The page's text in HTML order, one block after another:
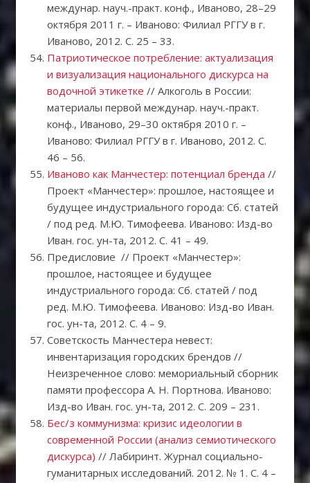
междунар. науч.-практ. конф., Иваново, 28–29
октября 2011 г. – Иваново: Филиал РГГУ в г.
Иваново, 2012. C. 25 – 33.
Патриотическое потребление: актуализация
и визуализация национального дискурса на
водочной этикетке // Алкоголь в России:
материалы первой междунар. науч.-практ.
конф., Иваново, 29–30 октября 2010 г. –
Иваново: Филиал РГГУ в г. Иваново, 2012. C.
46 – 56.
Иваново как Манчестер: потенциал бренда //
Проект «Манчестер»: прошлое, настоящее и
будущее индустриального города: Сб. статей
/ под ред. М.Ю. Тимофеева. Иваново: Изд-во
Иван. гос. ун-та, 2012. C. 41 – 49.
Предисловие // Проект «Манчестер»:
прошлое, настоящее и будущее
индустриального города: Сб. статей / под
ред. М.Ю. Тимофеева. Иваново: Изд-во Иван.
гос. ун-та, 2012. C. 4 – 9.
Советскость Манчестера невест:
инвентаризация городских брендов //
Неизреченное слово: мемориальный сборник
памяти профессора А. Н. Портнова. Иваново:
Изд-во Иван. гос. ун-та, 2012. С. 209 – 231.
Бес/з коммунизма: кризис идеологии в
современной России (анализ семиотического
дискурса) // Лабиринт. Журнал социально-
гуманитарных исследований. 2012. № 1. С. 4 –